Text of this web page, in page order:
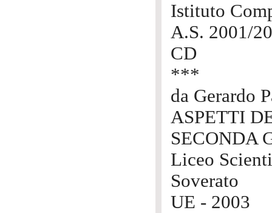
Istituto
A.S. 2001/
CD
***
da Gerardo
ASPETTI
SECONDA
Liceo
Soverato
UE - 2003